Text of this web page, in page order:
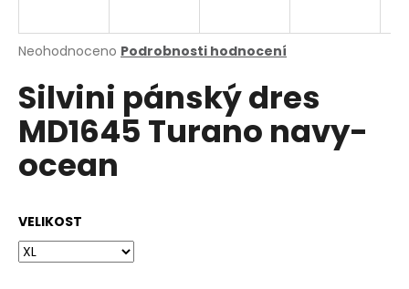
Průměrné
produktu
je
0,0
5
hvězdiček.
Neohodnoceno Podrobnosti hodnocení
Silvini pánský dres
MD1645 Turano navy-
ocean
VELIKOST
j
t
?